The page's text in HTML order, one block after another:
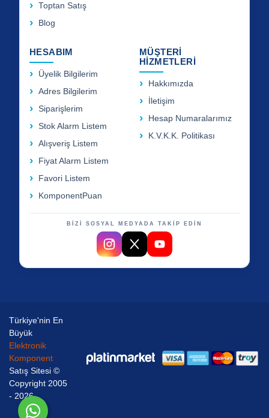
Toptan Satış
Blog
HESABIM
Üyelik Bilgilerim
Adres Bilgilerim
Siparişlerim
Stok Alarm Listem
Alışveriş Listem
Fiyat Alarm Listem
Favori Listem
KomponentPuan
MÜŞTERİ
HİZMETLERİ
Hakkımızda
İletişim
Hesap Numaralarımız
K.V.K.K. Politikası
BİZİ SOSYAL MEDYADA TAKİP EDİN
Türkiye'nin En
Büyük
Elektronik
Komponent
Satış Sitesi ©
Copyright 2005
- 2026